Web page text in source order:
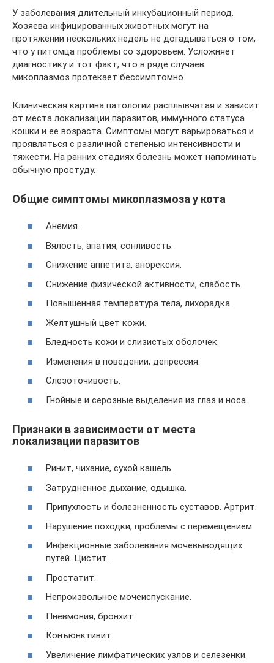
У заболевания длительный инкубационный период.
Хозяева инфицированных животных могут на
протяжении нескольких недель не догадываться о том,
что у питомца проблемы со здоровьем. Усложняет
диагностику и тот факт, что в ряде случаев
микоплазмоз протекает бессимптомно.
Клиническая картина патологии расплывчатая и зависит
от места локализации паразитов, иммунного статуса
кошки и ее возраста. Симптомы могут варьироваться и
проявляться с различной степенью интенсивности и
тяжести. На ранних стадиях болезнь может напоминать
обычную простуду.
Общие симптомы микоплазмоза у кота
Анемия.
Вялость, апатия, сонливость.
Снижение аппетита, анорексия.
Снижение физической активности, слабость.
Повышенная температура тела, лихорадка.
Желтушный цвет кожи.
Бледность кожи и слизистых оболочек.
Изменения в поведении, депрессия.
Слезоточивость.
Гнойные и серозные выделения из глаз и носа.
Признаки в зависимости от места
локализации паразитов
Ринит, чихание, сухой кашель.
Затрудненное дыхание, одышка.
Припухлость и болезненность суставов. Артрит.
Нарушение походки, проблемы с перемещением.
Инфекционные заболевания мочевыводящих
путей. Цистит.
Простатит.
Непроизвольное мочеиспускание.
Пневмония, бронхит.
Конъюнктивит.
Увеличение лимфатических узлов и селезенки.